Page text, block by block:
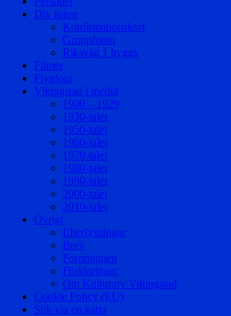
Div foton
Konfirmationskort
Gruppfoton
Riksväg 1 byggs
Filmer
Flygfoto
Vikingstad i media
1900 – 1929
1930-talet
1950-talet
1960-talet
1970-talet
1980-talet
1990-talet
2000-talet
2010-talet
Övrigt
Efterlysningar
Brev
Fornminnen
Förklaringar
Om Kulturarv Vikingstad
Cookie Policy (EU)
Sök via en karta